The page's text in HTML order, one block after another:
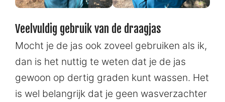
Veelvuldig gebruik van de draagjas
Mocht je de jas ook zoveel gebruiken als ik,
dan is het nuttig te weten dat je de jas
gewoon op dertig graden kunt wassen. Het
is wel belangrijk dat je geen wasverzachter